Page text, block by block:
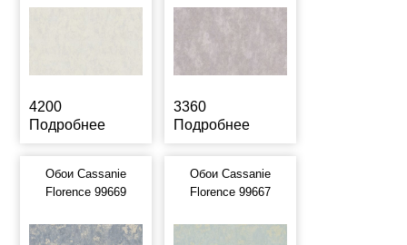
4200
Подробнее
3360
Подробнее
Обои Cassanie
Florence 99669
Обои Cassanie
Florence 99667